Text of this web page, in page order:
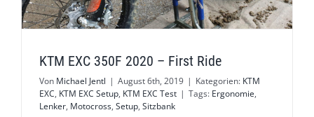
KTM EXC 350F 2020 – First Ride
Von Michael Jentl | August 6th, 2019 | Kategorien: KTM
EXC, KTM EXC Setup, KTM EXC Test | Tags: Ergonomie,
Lenker, Motocross, Setup, Sitzbank